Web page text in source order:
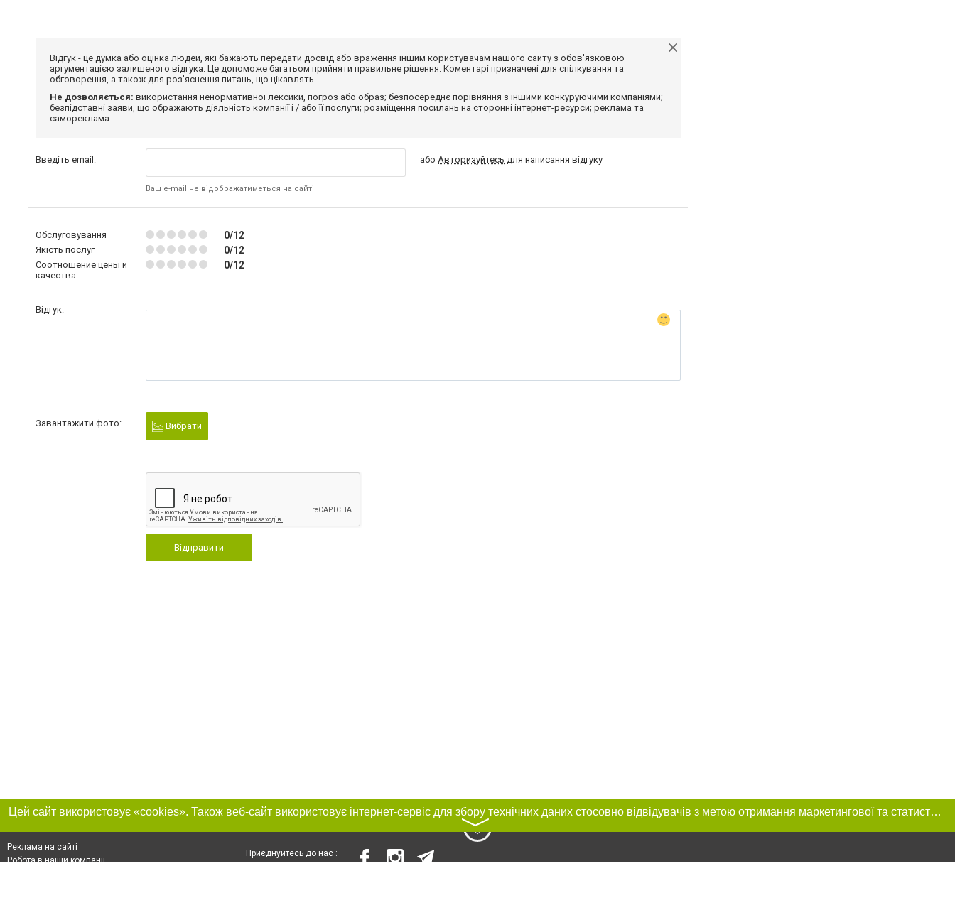
Відгук - це думка або оцінка людей, які бажають передати досвід або враження іншим користувачам нашого сайту з обов'язковою
аргументацією залишеного відгука. Це допоможе багатьом прийняти правильне рішення. Коментарі призначені для спілкування та
обговорення, а також для роз'яснення питань, що цікавлять.
Не дозволяється: використання ненормативної лексики, погроз або образ; безпосереднє порівняння з іншими конкуруючими компаніями;
безпідставні заяви, що ображають діяльність компанії і / або її послуги; розміщення посилань на сторонні інтернет-ресурси; реклама та
самореклама.
Введіть email:
Ваш e-mail не відображатиметься на сайті
або Авторизуйтесь для написання відгуку
Обслуговування 0/12
Якість послуг 0/12
Соотношение цены и
качества
0/12
Відгук:
Завантажити фото: Вибрати
Відправити
Цей сайт використовує «cookies». Також веб-сайт використовує інтернет-сервіс для збору технічних даних стосовно відвідувачів з метою отримання маркетингової та статистичної інформації. Умови обробки даних відвідувачів сайту див.
〉
Реклама на сайті
Робота в нашій компанії
Приєднуйтесь до нас :